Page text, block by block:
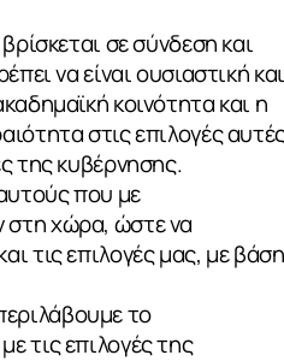
σε σύνδεση και
να είναι ουσιαστική και
κοινότητα και η
στις επιλογές
της κυβέρνησης.
που με
στη χώρα, ώστε να
τις επιλογές μας, με βάση
το
τις επιλογές της